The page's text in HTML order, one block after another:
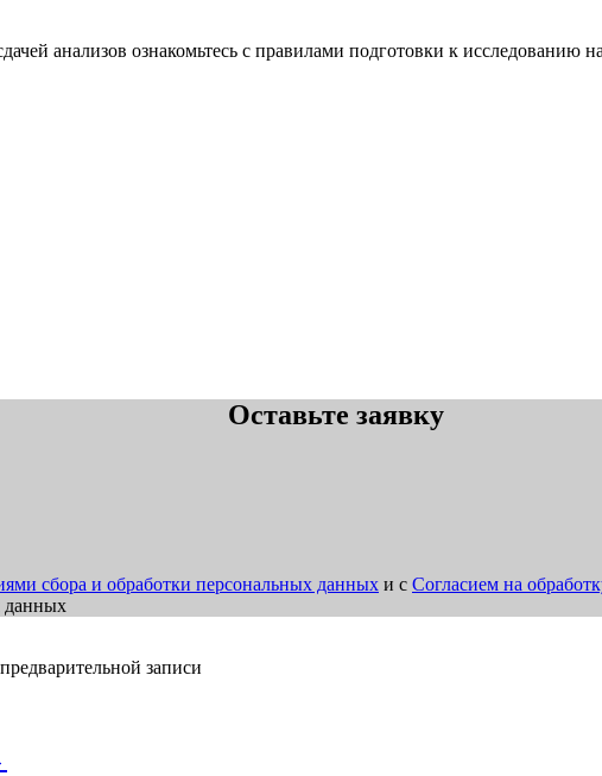
анализов ознакомьтесь с правилами подготовки к исследованию
Оставьте заявку
сбора и обработки персональных данных и с Согласием на
данных
записи